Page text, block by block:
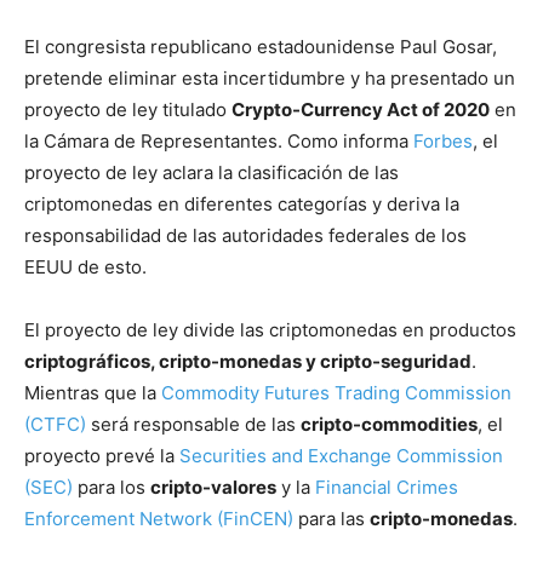
El congresista republicano estadounidense Paul Gosar,
pretende eliminar esta incertidumbre y ha presentado un
proyecto de ley titulado Crypto-Currency Act of 2020 en
la Cámara de Representantes. Como informa Forbes, el
proyecto de ley aclara la clasificación de las
criptomonedas en diferentes categorías y deriva la
responsabilidad de las autoridades federales de los
EEUU de esto.
El proyecto de ley divide las criptomonedas en productos
criptográficos, cripto-monedas y cripto-seguridad.
Mientras que la Commodity Futures Trading Commission
(CTFC) será responsable de las cripto-commodities, el
proyecto prevé la Securities and Exchange Commission
(SEC) para los cripto-valores y la Financial Crimes
Enforcement Network (FinCEN) para las cripto-monedas.